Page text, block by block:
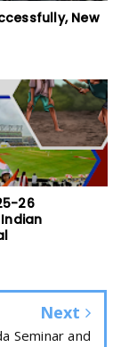
New
26
Next
Seminar and